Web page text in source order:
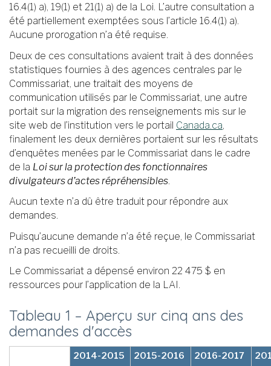
16.4(1) a), 19(1) et 21(1) a) de la Loi. L’autre consultation a
été partiellement exemptées sous l’article 16.4(1) a).
Aucune prorogation n’a été requise.
Deux de ces consultations avaient trait à des données
statistiques fournies à des agences centrales par le
Commissariat, une traitait des moyens de
communication utilisés par le Commissariat, une autre
portait sur la migration des renseignements mis sur le
site web de l’institution vers le portail Canada.ca,
finalement les deux dernières portaient sur les résultats
d’enquêtes menées par le Commissariat dans le cadre
de la Loi sur la protection des fonctionnaires
divulgateurs d’actes répréhensibles.
Aucun texte n’a dû être traduit pour répondre aux
demandes.
Puisqu’aucune demande n’a été reçue, le Commissariat
n’a pas recueilli de droits.
Le Commissariat a dépensé environ 22 475 $ en
ressources pour l’application de la LAI.
Tableau 1 – Aperçu sur cinq ans des
demandes d'accès
2014-2015 2015-2016 2016-2017